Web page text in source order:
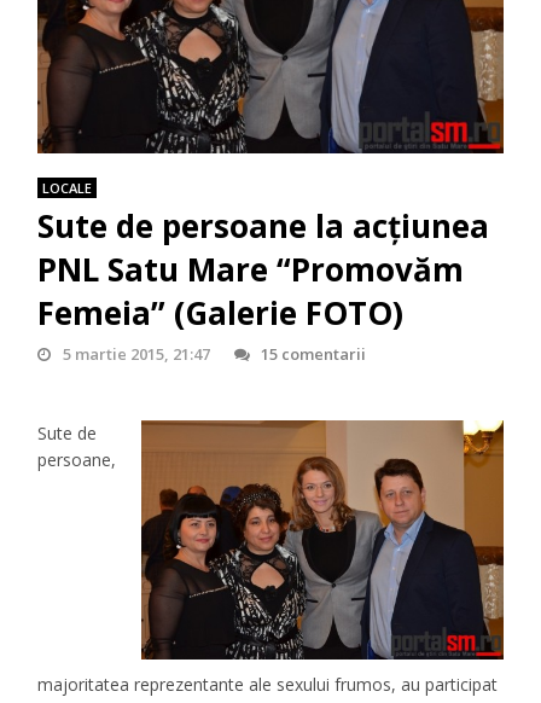
LOCALE
Sute de persoane la acțiunea
PNL Satu Mare “Promovăm
Femeia” (Galerie FOTO)
5 martie 2015, 21:47 15 comentarii
Sute de
persoane,
majoritatea reprezentante ale sexului frumos, au participat